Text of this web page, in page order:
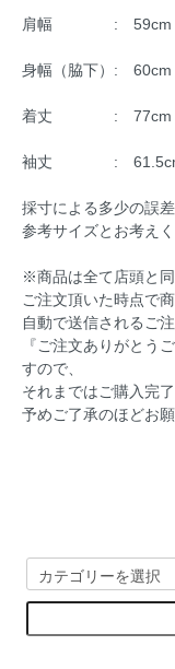
肩幅 : 59cm
身幅（脇下）: 60cm
着丈 : 77cm
袖丈 :
採寸による多少の誤
参考サイズとお考えく
※商品は全て店頭と同
ご注文頂いた時点で
自動で送信されるご
『ご注文ありがとう
すので、
それまではご購入完
予めご了承のほどお願